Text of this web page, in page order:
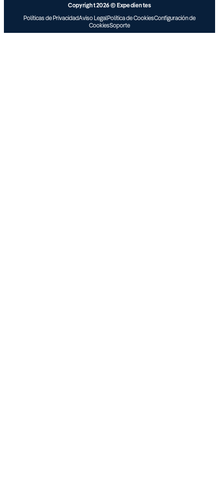
Copyright 2026 © Expedientes
Políticas de PrivacidadAviso LegalPolítica de CookiesConfiguración de
CookiesSoporte